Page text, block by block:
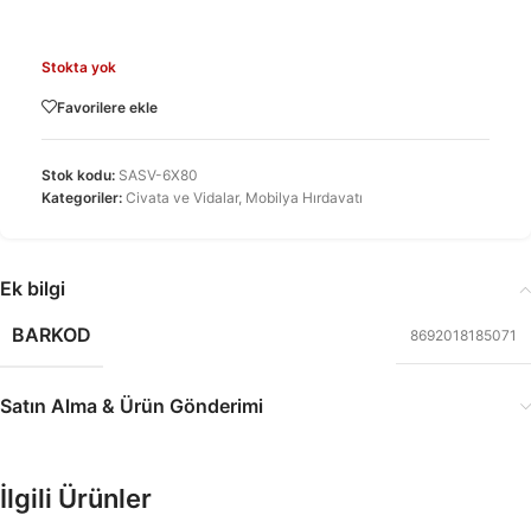
Stokta yok
Favorilere ekle
Stok kodu: SASV-6X80
Kategoriler: Civata ve Vidalar, Mobilya Hırdavatı
Ek bilgi
BARKOD
8692018185071
Satın Alma & Ürün Gönderimi
İlgili Ürünler